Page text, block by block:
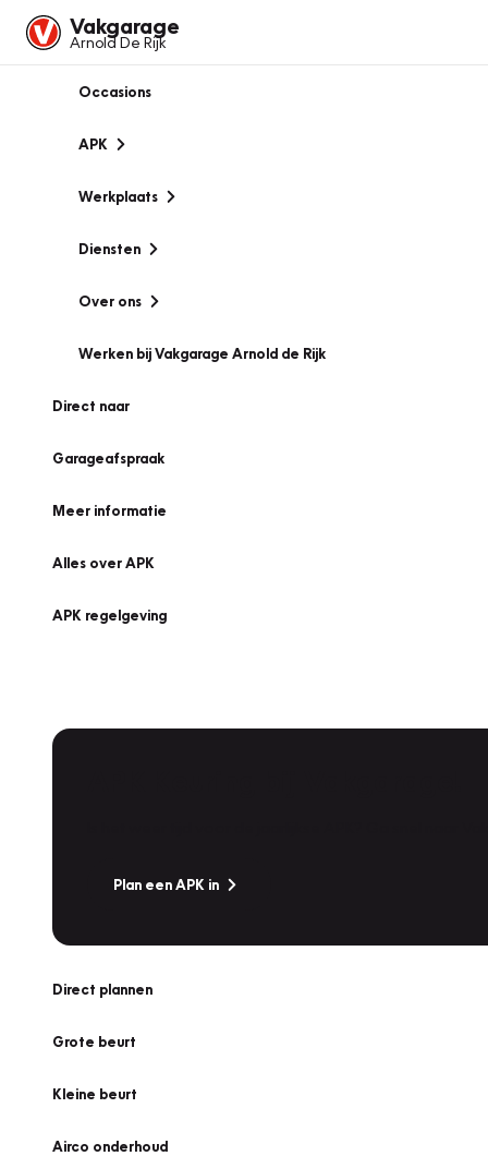
Vakgarage
Arnold De Rijk
Occasions
APK
Werkplaats
Diensten
Over ons
Werken bij Vakgarage Arnold de Rijk
Direct naar
Garageafspraak
Meer informatie
Alles over APK
APK regelgeving
Plan een APK in
Direct plannen
Grote beurt
Kleine beurt
Airco onderhoud